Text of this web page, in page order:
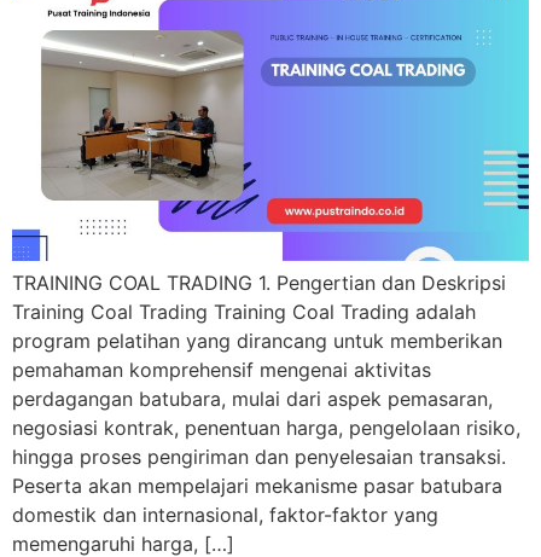
TRAINING COAL TRADING 1. Pengertian dan Deskripsi
Training Coal Trading Training Coal Trading adalah
program pelatihan yang dirancang untuk memberikan
pemahaman komprehensif mengenai aktivitas
perdagangan batubara, mulai dari aspek pemasaran,
negosiasi kontrak, penentuan harga, pengelolaan risiko,
hingga proses pengiriman dan penyelesaian transaksi.
Peserta akan mempelajari mekanisme pasar batubara
domestik dan internasional, faktor-faktor yang
memengaruhi harga, […]